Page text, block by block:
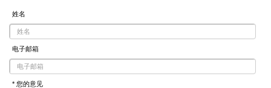
姓名
电子邮箱
* 您的意见